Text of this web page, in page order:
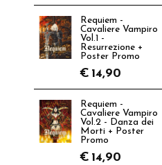
Requiem -
Cavaliere Vampiro
Vol.1 -
Resurrezione +
Poster Promo
€ 14,90
Requiem -
Cavaliere Vampiro
Vol.2 - Danza dei
Morti + Poster
Promo
€ 14,90